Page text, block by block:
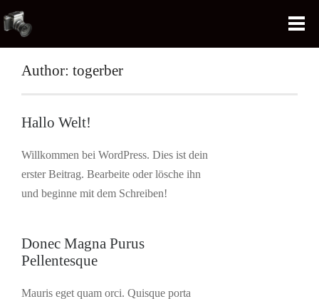
Author: togerber
Hallo Welt!
Willkommen bei WordPress. Dies ist dein
erster Beitrag. Bearbeite oder lösche ihn
und beginne mit dem Schreiben!
Donec Magna Purus
Pellentesque
Mauris eget quam orci. Quisque porta